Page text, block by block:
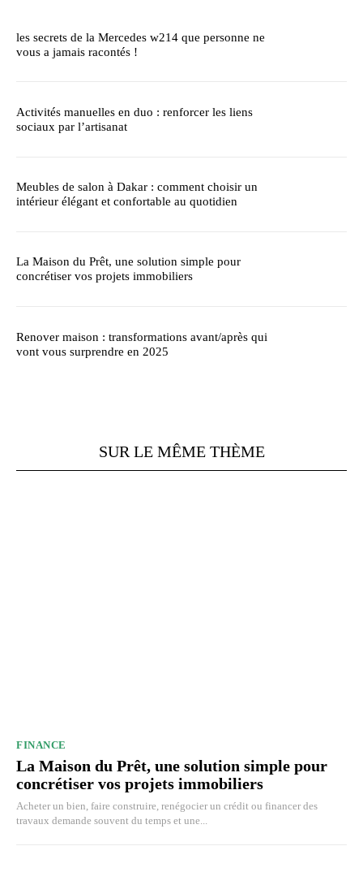
les secrets de la Mercedes w214 que personne ne
vous a jamais racontés !
Activités manuelles en duo : renforcer les liens
sociaux par l’artisanat
Meubles de salon à Dakar : comment choisir un
intérieur élégant et confortable au quotidien
La Maison du Prêt, une solution simple pour
concrétiser vos projets immobiliers
Renover maison : transformations avant/après qui
vont vous surprendre en 2025
SUR LE MÊME THÈME
FINANCE
La Maison du Prêt, une solution simple pour
concrétiser vos projets immobiliers
Acheter un bien, faire construire, renégocier un crédit ou financer des
travaux demande souvent du temps et une...